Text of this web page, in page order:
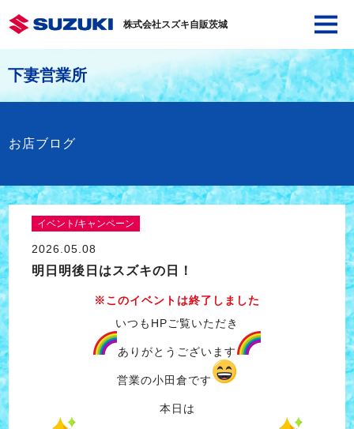
株式会社スズキ自販茨城
下妻営業所
お店ブログ
イベント/キャンペーン
2026.05.08
明日明後日はスズキの日！
※このイベントは終了しました
いつもHPご覧いただき
ありがとうございます
営業の小田倉です
本日は